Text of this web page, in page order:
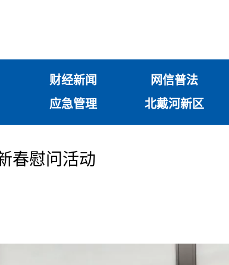
财经新闻 网信普法
应急管理 北戴河新区
春慰问活动